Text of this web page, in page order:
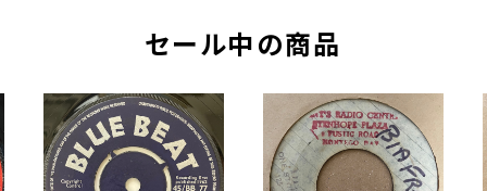
セール中の商品